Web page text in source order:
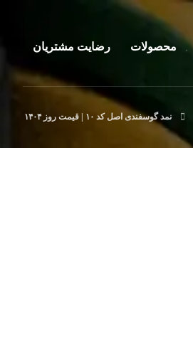
محصولات رضایت مشتریان
نمد گوسفندی اصل کد ۱۰ | قیمت روز ۱۴۰۴